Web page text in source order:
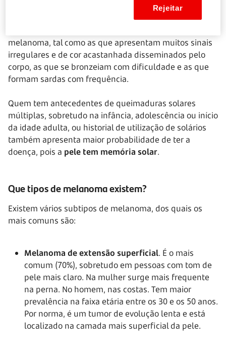
em fatores de risco. Como explica a SPDV, as pessoas
com pele clara, cabelo loiro ou ruivo, olhos azuis ou
melanoma, tal como as que apresentam muitos sinais
irregulares e de cor acastanhada disseminados pelo
corpo, as que se bronzeiam com dificuldade e as que
formam sardas com frequência.
Quem tem antecedentes de queimaduras solares
múltiplas, sobretudo na infância, adolescência ou início
da idade adulta, ou historial de utilização de solários
também apresenta maior probabilidade de ter a
doença, pois a pele tem memória solar.
Que tipos de melanoma existem?
Existem vários subtipos de melanoma, dos quais os
mais comuns são:
Melanoma de extensão superficial. É o mais
comum (70%), sobretudo em pessoas com tom de
pele mais claro. Na mulher surge mais frequente
na perna. No homem, nas costas. Tem maior
prevalência na faixa etária entre os 30 e os 50 anos.
Por norma, é um tumor de evolução lenta e está
localizado na camada mais superficial da pele.
Rejeitar